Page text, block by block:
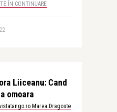
ÎN CONTINUARE
Liiceanu: Cand
omoara
Marea Dragoste